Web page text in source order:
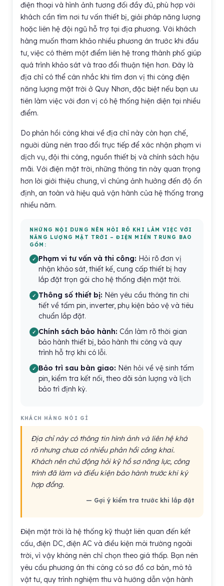
điện thoại và hình ảnh tương đối đầy đủ, phù hợp với
khách cần tìm nơi tư vấn thiết bị, giải pháp năng lượng
hoặc liên hệ đội ngũ hỗ trợ tại địa phương. Với khách
hàng muốn tham khảo nhiều phương án trước khi đầu
tư, việc có thêm một điểm liên hệ trong thành phố giúp
quá trình khảo sát và trao đổi thuận tiện hơn. Đây là
địa chỉ có thể cân nhắc khi tìm đơn vị thi công điện
năng lượng mặt trời ở Quy Nhơn, đặc biệt nếu bạn ưu
tiên làm việc với đơn vị có hệ thống hiện diện tại nhiều
điểm.
Do phản hồi công khai về địa chỉ này còn hạn chế,
người dùng nên trao đổi trực tiếp để xác nhận phạm vi
dịch vụ, đội thi công, nguồn thiết bị và chính sách hậu
mãi. Với điện mặt trời, những thông tin này quan trọng
hơn lời giới thiệu chung, vì chúng ảnh hưởng đến độ ổn
định, an toàn và hiệu quả vận hành của hệ thống trong
nhiều năm.
NHỮNG NỘI DUNG NÊN HỎI RÕ KHI LÀM VIỆC VỚI
NĂNG LƯỢNG MẶT TRỜI – ĐIỆN MIỀN TRUNG BAO
GỒM:
Phạm vi tư vấn và thi công: Hỏi rõ đơn vị
nhận khảo sát, thiết kế, cung cấp thiết bị hay
lắp đặt trọn gói cho hệ thống điện mặt trời.
Thông số thiết bị: Nên yêu cầu thông tin chi
tiết về tấm pin, inverter, phụ kiện bảo vệ và tiêu
chuẩn lắp đặt.
Chính sách bảo hành: Cần làm rõ thời gian
bảo hành thiết bị, bảo hành thi công và quy
trình hỗ trợ khi có lỗi.
Bảo trì sau bàn giao: Nên hỏi về vệ sinh tấm
pin, kiểm tra kết nối, theo dõi sản lượng và lịch
bảo trì định kỳ.
KHÁCH HÀNG NÓI GÌ
Địa chỉ này có thông tin hình ảnh và liên hệ khá
rõ nhưng chưa có nhiều phản hồi công khai.
Khách nên chủ động hỏi kỹ hồ sơ năng lực, công
trình đã làm và điều kiện bảo hành trước khi ký
hợp đồng.
— Gợi ý kiểm tra trước khi lắp đặt
Điện mặt trời là hệ thống kỹ thuật liên quan đến kết
cấu, điện DC, điện AC và điều kiện môi trường ngoài
trời, vì vậy không nên chỉ chọn theo giá thấp. Bạn nên
yêu cầu phương án thi công có sơ đồ cơ bản, mô tả
vật tư, quy trình nghiệm thu và hướng dẫn vận hành